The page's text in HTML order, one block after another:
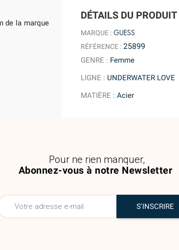
DÉTAILS DU PRODUIT
MARQUE : GUESS
RÉFÉRENCE : 25899
GENRE : Femme
LIGNE : UNDERWATER LOVE
MATIÈRE : Acier
de la marque
Abonnez-vous à notre Newsletter
Pour ne rien manquer,